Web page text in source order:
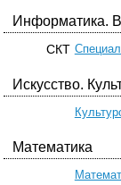
Информатика.
СКТ
Искусство.
Математика